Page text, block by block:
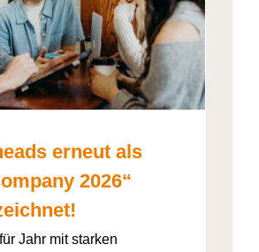
erneut als
2026“
Jahr mit starken